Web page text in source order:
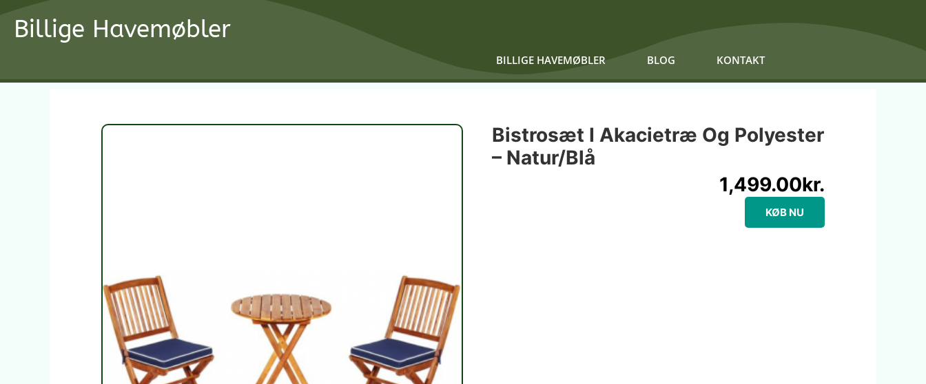
indholdet
Billige Havemøbler
BILLIGE HAVEMØBLER BLOG KONTAKT
Bistrosæt I Akacietræ Og Polyester
– Natur/Blå
1,499.00kr.
KØB NU